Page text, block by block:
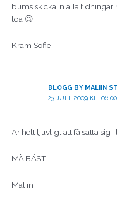
bums skicka in alla
toa 😉
Kram Sofie
BLOGG BY MALIIN
23 JULI, 2009 KL. 06:00
Är helt ljuvligt att få sätta sig
MÅ BÄST
Maliin